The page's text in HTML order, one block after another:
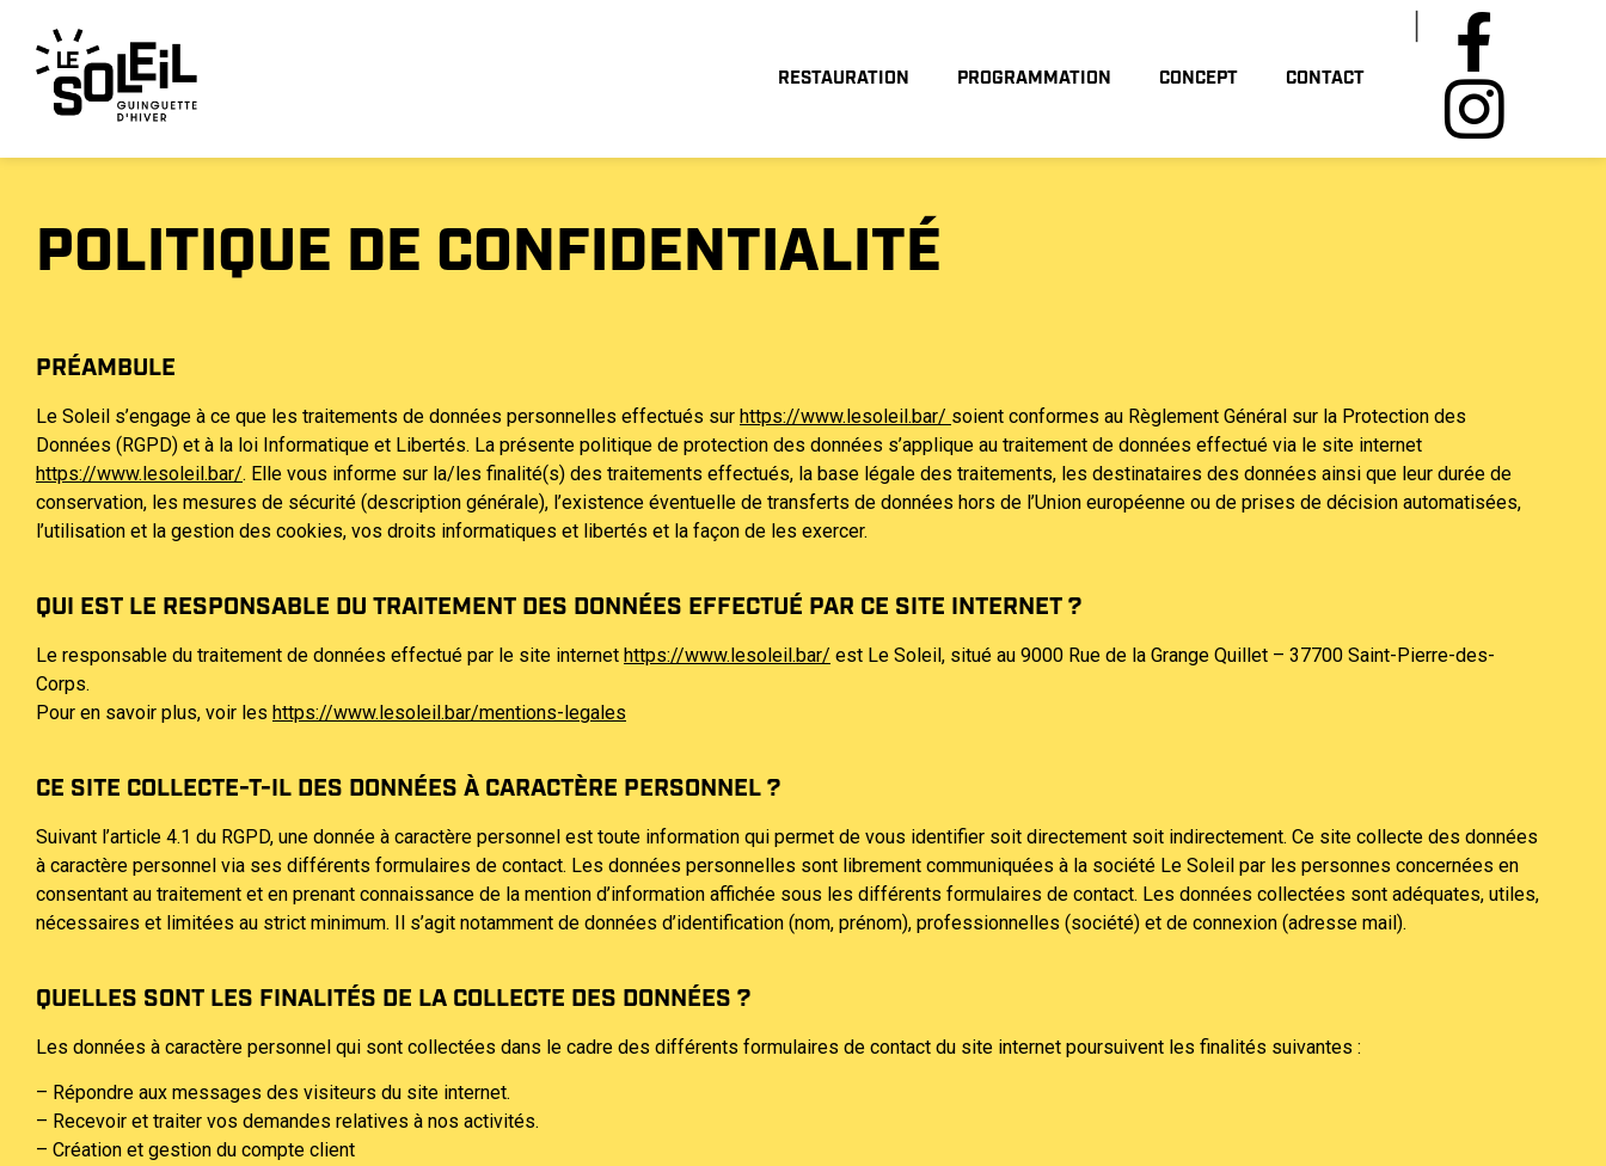
RESTAURATION PROGRAMMATION CONCEPT CONTACT
POLITIQUE DE CONFIDENTIALITÉ
PRÉAMBULE
Le Soleil s’engage à ce que les traitements de données personnelles effectués sur https://www.lesoleil.bar/ soient conformes au Règlement Général sur la Protection des
Données (RGPD) et à la loi Informatique et Libertés. La présente politique de protection des données s’applique au traitement de données effectué via le site internet
https://www.lesoleil.bar/. Elle vous informe sur la/les finalité(s) des traitements effectués, la base légale des traitements, les destinataires des données ainsi que leur durée de
conservation, les mesures de sécurité (description générale), l’existence éventuelle de transferts de données hors de l’Union européenne ou de prises de décision automatisées,
l’utilisation et la gestion des cookies, vos droits informatiques et libertés et la façon de les exercer.
QUI EST LE RESPONSABLE DU TRAITEMENT DES DONNÉES EFFECTUÉ PAR CE SITE INTERNET ?
Le responsable du traitement de données effectué par le site internet https://www.lesoleil.bar/ est Le Soleil, situé au 9000 Rue de la Grange Quillet – 37700 Saint-Pierre-des-
Corps.
Pour en savoir plus, voir les https://www.lesoleil.bar/mentions-legales
CE SITE COLLECTE-T-IL DES DONNÉES À CARACTÈRE PERSONNEL ?
Suivant l’article 4.1 du RGPD, une donnée à caractère personnel est toute information qui permet de vous identifier soit directement soit indirectement. Ce site collecte des données
à caractère personnel via ses différents formulaires de contact. Les données personnelles sont librement communiquées à la société Le Soleil par les personnes concernées en
consentant au traitement et en prenant connaissance de la mention d’information affichée sous les différents formulaires de contact. Les données collectées sont adéquates, utiles,
nécessaires et limitées au strict minimum. Il s’agit notamment de données d’identification (nom, prénom), professionnelles (société) et de connexion (adresse mail).
QUELLES SONT LES FINALITÉS DE LA COLLECTE DES DONNÉES ?
Les données à caractère personnel qui sont collectées dans le cadre des différents formulaires de contact du site internet poursuivent les finalités suivantes :
– Répondre aux messages des visiteurs du site internet.
– Recevoir et traiter vos demandes relatives à nos activités.
– Création et gestion du compte client